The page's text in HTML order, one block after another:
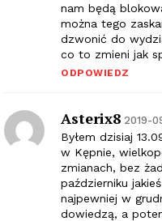
nam będą
można tego
dzwonić do
co to zmieni jak
ODPOWIEDZ
Asterix8 2019-
Byłem dzisiaj
w Kępnie,
zmianach, bez
październiku
najpewniej w
dowiedzą, a